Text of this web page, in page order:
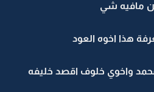
مافيه شي
هذا اخوه العود
واخوي خلوف اقصد خليفه